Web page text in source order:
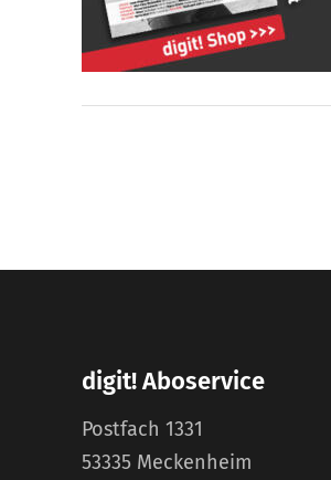
digit! Aboservice
Postfach 1331
53335 Meckenheim